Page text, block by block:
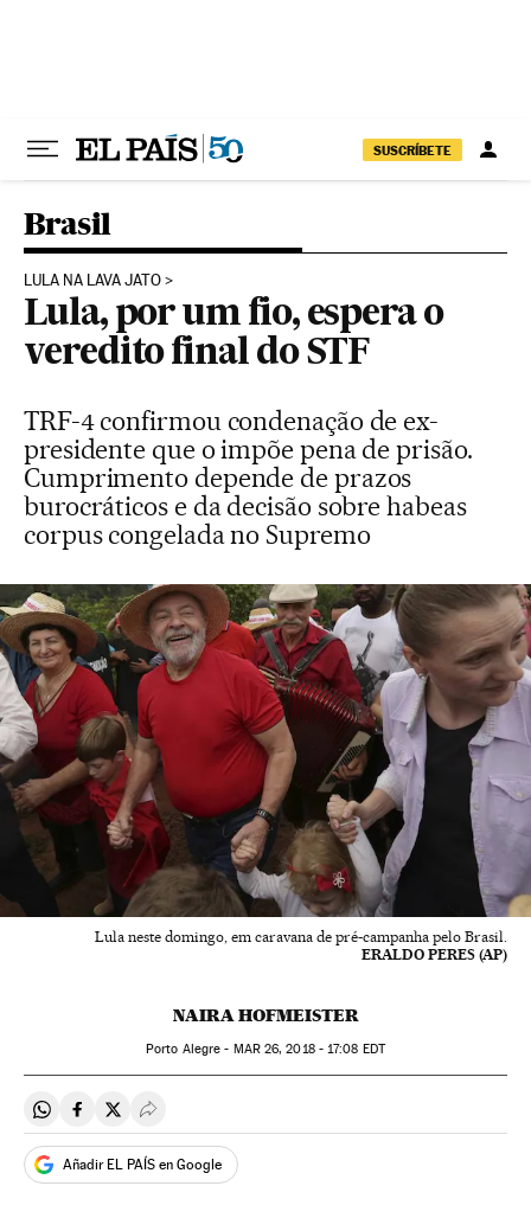
SUSCRÍBETE
Brasil
LULA NA LAVA JATO
Lula, por um fio, espera o
veredito final do STF
TRF-4 confirmou condenação de ex-
presidente que o impõe pena de prisão.
Cumprimento depende de prazos
burocráticos e da decisão sobre habeas
corpus congelada no Supremo
Lula neste domingo, em caravana de pré-campanha pelo Brasil.
ERALDO PERES (AP)
NAIRA HOFMEISTER
Porto Alegre - MAR26, 2018 - 17:08 EDT
Compartir en Whatsapp
Compartir en Facebook
Compartir en Twitter
Desplegar Redes Sociales
Añadir EL PAÍS en Google